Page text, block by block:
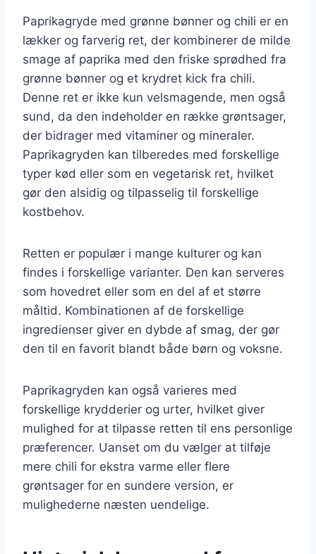
Paprikagryde med grønne bønner og chili er en
lækker og farverig ret, der kombinerer de milde
smage af paprika med den friske sprødhed fra
grønne bønner og et krydret kick fra chili.
Denne ret er ikke kun velsmagende, men også
sund, da den indeholder en række grøntsager,
der bidrager med vitaminer og mineraler.
Paprikagryden kan tilberedes med forskellige
typer kød eller som en vegetarisk ret, hvilket
gør den alsidig og tilpasselig til forskellige
kostbehov.
Retten er populær i mange kulturer og kan
findes i forskellige varianter. Den kan serveres
som hovedret eller som en del af et større
måltid. Kombinationen af de forskellige
ingredienser giver en dybde af smag, der gør
den til en favorit blandt både børn og voksne.
Paprikagryden kan også varieres med
forskellige krydderier og urter, hvilket giver
mulighed for at tilpasse retten til ens personlige
præferencer. Uanset om du vælger at tilføje
mere chili for ekstra varme eller flere
grøntsager for en sundere version, er
mulighederne næsten uendelige.